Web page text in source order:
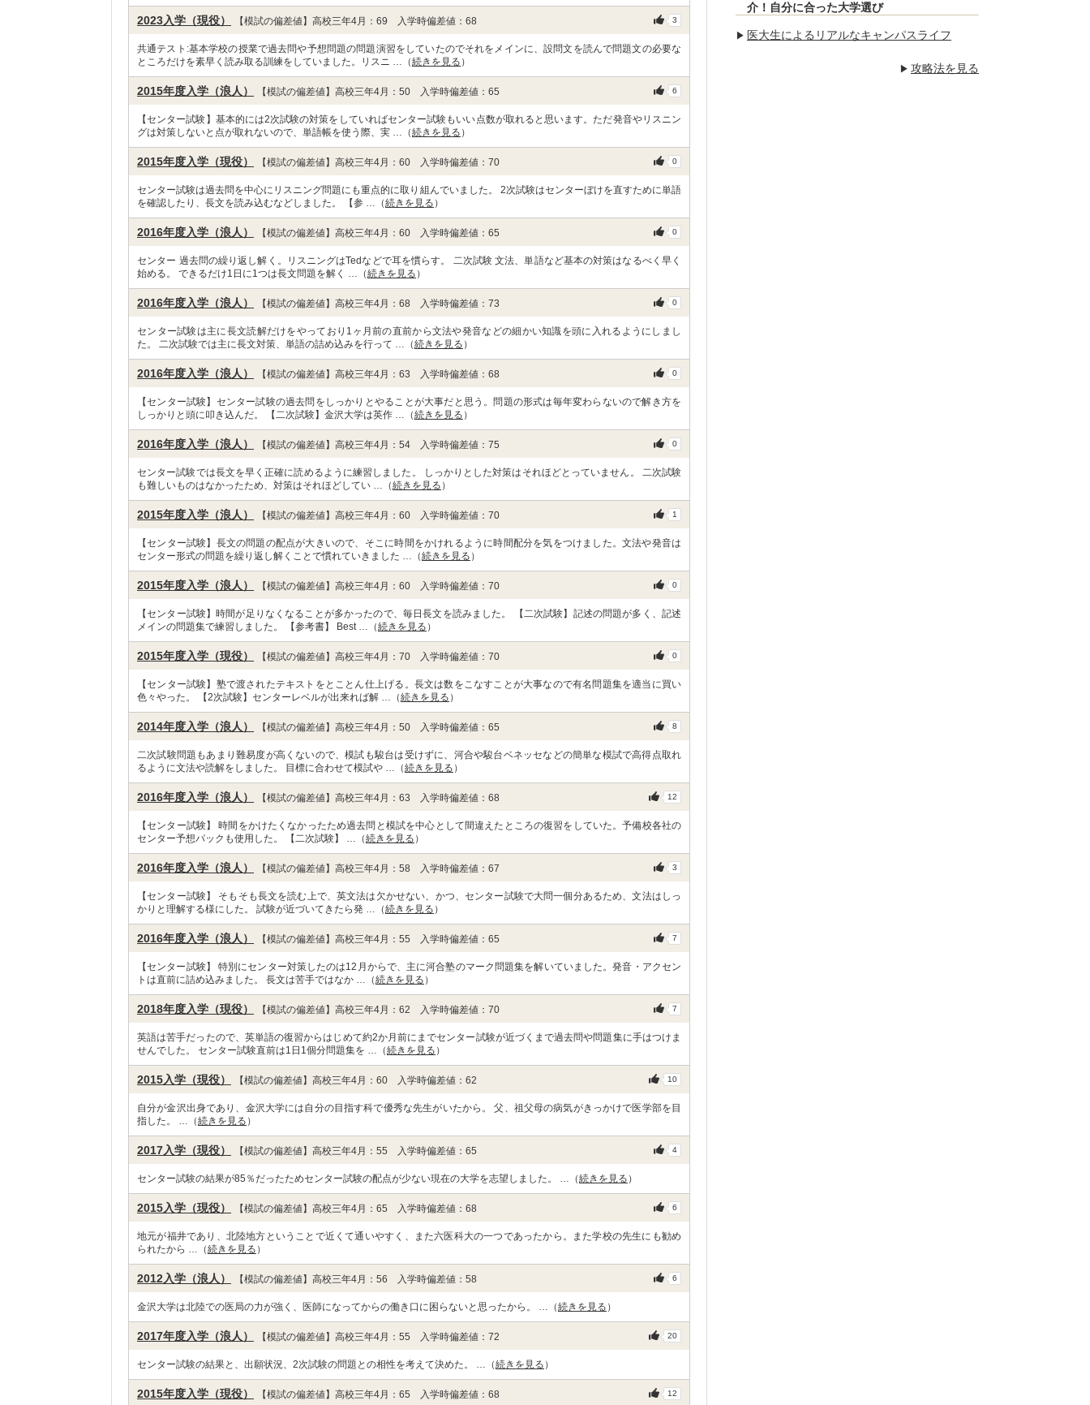
2023入学（現役） 【模試の偏差値】高校三年4月：69 入学時偏差値：68 3
共通テスト:基本学校の授業で過去問や予想問題の問題演習をしていたのでそれをメインに、設問文を読んで問題文の必要な
ところだけを素早く読み取る訓練をしていました。リスニ …（続きを見る ）
2015年度入学（浪人） 【模試の偏差値】高校三年4月：50 入学時偏差値：65 6
【センター試験】基本的には2次試験の対策をしていればセンター試験もいい点数が取れると思います。ただ発音やリスニン
グは対策しないと点が取れないので、単語帳を使う際、実 …（続きを見る ）
2015年度入学（現役） 【模試の偏差値】高校三年4月：60 入学時偏差値：70 0
センター試験は過去問を中心にリスニング問題にも重点的に取り組んでいました。 2次試験はセンターぼけを直すために単語
を確認したり、長文を読み込むなどしました。 【参 …（続きを見る ）
2016年度入学（浪人） 【模試の偏差値】高校三年4月：60 入学時偏差値：65 0
センター 過去問の繰り返し解く。リスニングはTedなどで耳を慣らす。 二次試験 文法、単語など基本の対策はなるべく早く
始める。 できるだけ1日に1つは長文問題を解く …（続きを見る ）
2016年度入学（浪人） 【模試の偏差値】高校三年4月：68 入学時偏差値：73 0
センター試験は主に長文読解だけをやっており1ヶ月前の直前から文法や発音などの細かい知識を頭に入れるようにしまし
た。 二次試験では主に長文対策、単語の詰め込みを行って …（続きを見る ）
2016年度入学（浪人） 【模試の偏差値】高校三年4月：63 入学時偏差値：68 0
【センター試験】センター試験の過去問をしっかりとやることが大事だと思う。問題の形式は毎年変わらないので解き方を
しっかりと頭に叩き込んだ。 【二次試験】金沢大学は英作 …（続きを見る ）
2016年度入学（浪人） 【模試の偏差値】高校三年4月：54 入学時偏差値：75 0
センター試験では長文を早く正確に読めるように練習しました。 しっかりとした対策はそれほどとっていません。 二次試験
も難しいものはなかったため、対策はそれほどしてい …（続きを見る ）
2015年度入学（浪人） 【模試の偏差値】高校三年4月：60 入学時偏差値：70 1
【センター試験】長文の問題の配点が大きいので、そこに時間をかけれるように時間配分を気をつけました。文法や発音は
センター形式の問題を繰り返し解くことで慣れていきました …（続きを見る ）
2015年度入学（浪人） 【模試の偏差値】高校三年4月：60 入学時偏差値：70 0
【センター試験】時間が足りなくなることが多かったので、毎日長文を読みました。 【二次試験】記述の問題が多く、記述
メインの問題集で練習しました。 【参考書】 Best …（続きを見る ）
2015年度入学（現役） 【模試の偏差値】高校三年4月：70 入学時偏差値：70 0
【センター試験】塾で渡されたテキストをとことん仕上げる。長文は数をこなすことが大事なので有名問題集を適当に買い
色々やった。 【2次試験】センターレベルが出来れば解 …（続きを見る ）
2014年度入学（浪人） 【模試の偏差値】高校三年4月：50 入学時偏差値：65 8
二次試験問題もあまり難易度が高くないので、模試も駿台は受けずに、河合や駿台ベネッセなどの簡単な模試で高得点取れ
るように文法や読解をしました。 目標に合わせて模試や …（続きを見る ）
2016年度入学（浪人） 【模試の偏差値】高校三年4月：63 入学時偏差値：68 12
【センター試験】 時間をかけたくなかったため過去問と模試を中心として間違えたところの復習をしていた。予備校各社の
センター予想パックも使用した。 【二次試験】 …（続きを見る ）
2016年度入学（浪人） 【模試の偏差値】高校三年4月：58 入学時偏差値：67 3
【センター試験】 そもそも長文を読む上で、英文法は欠かせない、かつ、センター試験で大問一個分あるため、文法はしっ
かりと理解する様にした。 試験が近づいてきたら発 …（続きを見る ）
2016年度入学（浪人） 【模試の偏差値】高校三年4月：55 入学時偏差値：65 7
【センター試験】 特別にセンター対策したのは12月からで、主に河合塾のマーク問題集を解いていました。発音・アクセン
トは直前に詰め込みました。 長文は苦手ではなか …（続きを見る ）
2018年度入学（現役） 【模試の偏差値】高校三年4月：62 入学時偏差値：70 7
英語は苦手だったので、英単語の復習からはじめて約2か月前にまでセンター試験が近づくまで過去問や問題集に手はつけま
せんでした。 センター試験直前は1日1個分問題集を …（続きを見る ）
2015入学（現役） 【模試の偏差値】高校三年4月：60 入学時偏差値：62 10
自分が金沢出身であり、金沢大学には自分の目指す科で優秀な先生がいたから。 父、祖父母の病気がきっかけで医学部を目
指した。 …（続きを見る ）
2017入学（現役） 【模試の偏差値】高校三年4月：55 入学時偏差値：65 4
センター試験の結果が85％だったためセンター試験の配点が少ない現在の大学を志望しました。 …（続きを見る ）
2015入学（現役） 【模試の偏差値】高校三年4月：65 入学時偏差値：68 6
地元が福井であり、北陸地方ということで近くて通いやすく、また六医科大の一つであったから。また学校の先生にも勧め
られたから …（続きを見る ）
2012入学（浪人） 【模試の偏差値】高校三年4月：56 入学時偏差値：58 6
金沢大学は北陸での医局の力が強く、医師になってからの働き口に困らないと思ったから。 …（続きを見る ）
2017年度入学（浪人） 【模試の偏差値】高校三年4月：55 入学時偏差値：72 20
センター試験の結果と、出願状況、2次試験の問題との相性を考えて決めた。 …（続きを見る ）
2015年度入学（現役） 【模試の偏差値】高校三年4月：65 入学時偏差値：68 12
介！自分に合った大学選び
医大生によるリアルなキャンパスライフ
攻略法を見る